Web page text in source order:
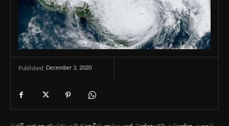
Published: December 3, 2020